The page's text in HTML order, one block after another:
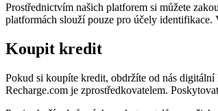
Prostřednictvím našich platforem si můžete
platformách slouží pouze pro účely
Koupit kredit
Pokud si koupíte kredit, obdržíte od nás
Recharge.com je zprostředkovatelem.